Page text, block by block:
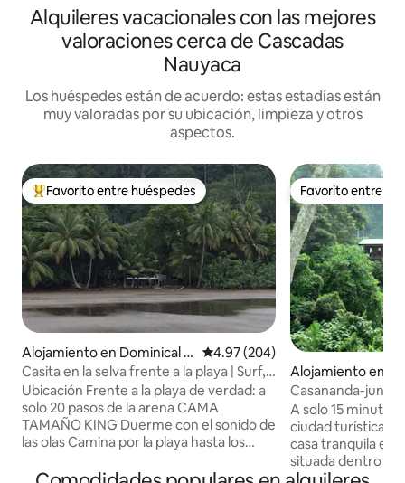
Alquileres vacacionales con las mejores
valoraciones cerca de Cascadas
Nauyaca
Los huéspedes están de acuerdo: estas estadías están
muy valoradas por su ubicación, limpieza y otros
aspectos.
Favorito entre huéspedes preferido
Favorito entre huéspedes
Alojamiento en Dominical B
each
Calificación promedio: 4.97 de
4.97 (204)
Casita en la selva frente a la playa | Surf,
atardeceres y privacidad
Ubicación Frente a la playa de verdad: a
solo 20 pasos de la arena CAMA
TAMAÑO KING Duerme con el sonido de
las olas Camina por la playa hasta los
minutos en auto de la ciudad A 15
Favorito entre
Favorito entre
Alojamiento en
Casananda-
A solo 15
ciudad turística
casa tranquila
situada dentro de
rodeada de